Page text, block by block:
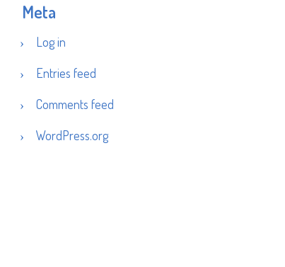
Meta
Log in
Entries feed
Comments feed
WordPress.org